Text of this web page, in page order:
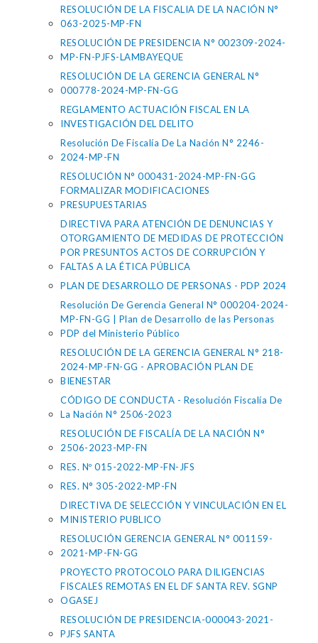
RESOLUCIÓN DE LA FISCALIA DE LA NACIÓN N°
063-2025-MP-FN
RESOLUCIÓN DE PRESIDENCIA N° 002309-2024-
MP-FN-PJFS-LAMBAYEQUE
RESOLUCIÓN DE LA GERENCIA GENERAL N°
000778-2024-MP-FN-GG
REGLAMENTO ACTUACIÓN FISCAL EN LA
INVESTIGACIÓN DEL DELITO
Resolución De Fiscalía De La Nación N° 2246-
2024-MP-FN
RESOLUCIÓN N° 000431-2024-MP-FN-GG
FORMALIZAR MODIFICACIONES
PRESUPUESTARIAS
DIRECTIVA PARA ATENCIÓN DE DENUNCIAS Y
OTORGAMIENTO DE MEDIDAS DE PROTECCIÓN
POR PRESUNTOS ACTOS DE CORRUPCIÓN Y
FALTAS A LA ÉTICA PÚBLICA
PLAN DE DESARROLLO DE PERSONAS - PDP 2024
Resolución De Gerencia General N° 000204-2024-
MP-FN-GG | Plan de Desarrollo de las Personas
PDP del Ministerio Público
RESOLUCIÓN DE LA GERENCIA GENERAL N° 218-
2024-MP-FN-GG - APROBACIÓN PLAN DE
BIENESTAR
CÓDIGO DE CONDUCTA - Resolución Fiscalía De
La Nación N° 2506-2023
RESOLUCIÓN DE FISCALÍA DE LA NACIÓN N°
2506-2023-MP-FN
RES. Nº 015-2022-MP-FN-JFS
RES. N° 305-2022-MP-FN
DIRECTIVA DE SELECCIÓN Y VINCULACIÓN EN EL
MINISTERIO PUBLICO
RESOLUCIÓN GERENCIA GENERAL N° 001159-
2021-MP-FN-GG
PROYECTO PROTOCOLO PARA DILIGENCIAS
FISCALES REMOTAS EN EL DF SANTA REV. SGNP
OGASEJ
RESOLUCIÓN DE PRESIDENCIA-000043-2021-
PJFS SANTA